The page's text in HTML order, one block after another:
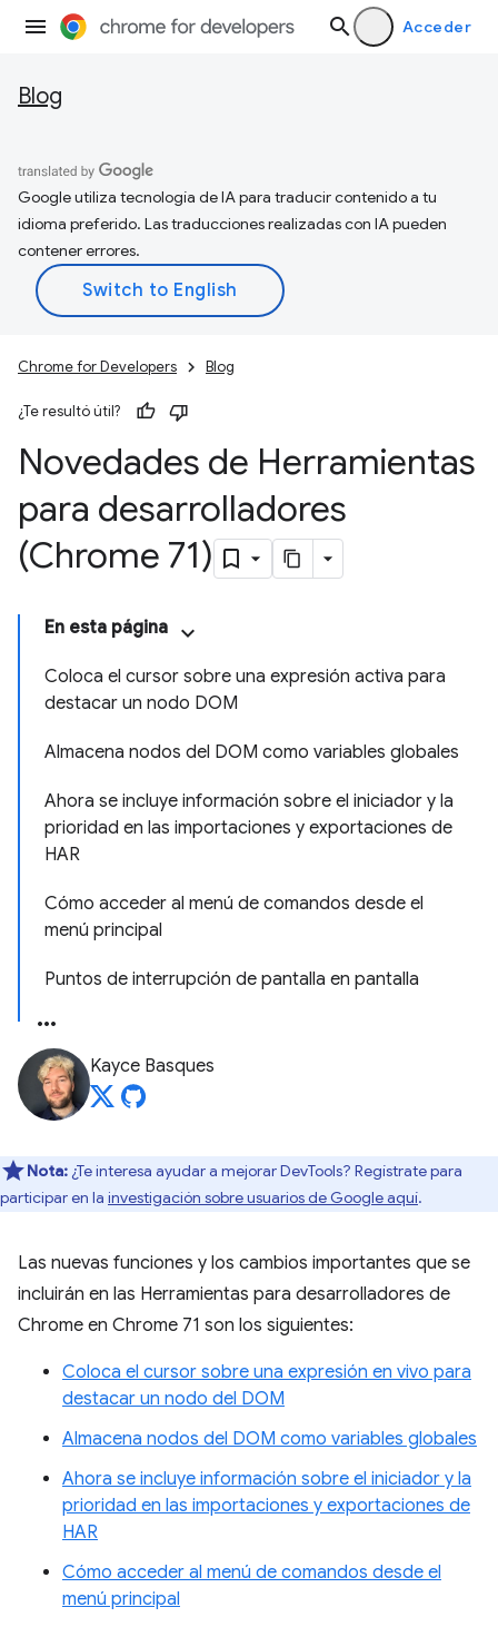
Acceder
Blog
Google utiliza tecnología de IA para traducir contenido a tu
idioma preferido. Las traducciones realizadas con IA pueden
contener errores.
Chrome for Developers Blog
¿Te resultó útil?
Novedades de Herramientas
para desarrolladores
(Chrome 71)
En esta página
Coloca el cursor sobre una expresión activa para
destacar un nodo DOM
Almacena nodos del DOM como variables globales
Ahora se incluye información sobre el iniciador y la
prioridad en las importaciones y exportaciones de
HAR
Cómo acceder al menú de comandos desde el
menú principal
Puntos de interrupción de pantalla en pantalla
Kayce Basques
Nota: ¿Te interesa ayudar a mejorar DevTools? Regístrate para
participar en la investigación sobre usuarios de Google aquí.
Las nuevas funciones y los cambios importantes que se
incluirán en las Herramientas para desarrolladores de
Chrome en Chrome 71 son los siguientes:
Coloca el cursor sobre una expresión en vivo para
destacar un nodo del DOM
Almacena nodos del DOM como variables globales
Ahora se incluye información sobre el iniciador y la
prioridad en las importaciones y exportaciones de
HAR
Cómo acceder al menú de comandos desde el
menú principal